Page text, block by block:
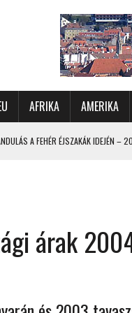
AFRIKA AMERIKA
A FEHÉR ÉJSZAKÁK IDEJÉN –
CSALÁDI AUTÓZÁS A
IS ÜNNEPLŐBEN
GYERGYÓI RÁADÁSSAL –
SZIGETEK – 2022
2017
SZLOVÉNIA, AUSZTRIA –
árak